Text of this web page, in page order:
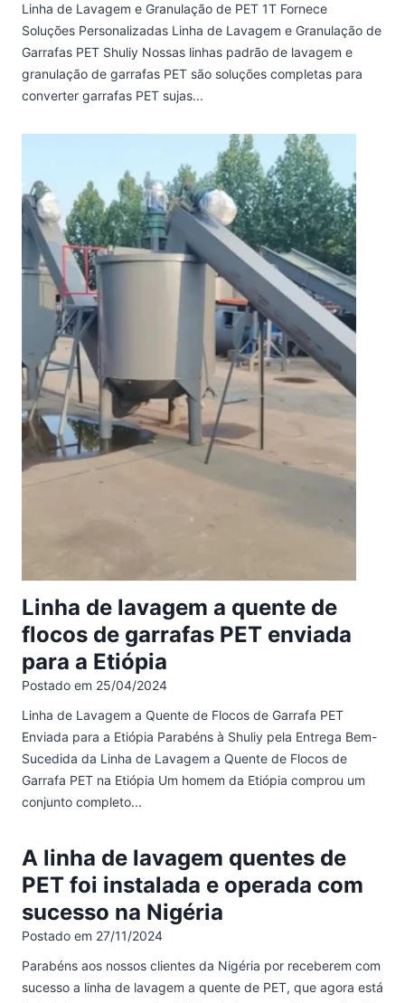
Linha de Lavagem e Granulação de PET 1T Fornece
Soluções Personalizadas Linha de Lavagem e Granulação de
Garrafas PET Shuliy Nossas linhas padrão de lavagem e
granulação de garrafas PET são soluções completas para
converter garrafas PET sujas...
Linha de lavagem a quente de
flocos de garrafas PET enviada
para a Etiópia
Postado em 25/04/2024
Linha de Lavagem a Quente de Flocos de Garrafa PET
Enviada para a Etiópia Parabéns à Shuliy pela Entrega Bem-
Sucedida da Linha de Lavagem a Quente de Flocos de
Garrafa PET na Etiópia Um homem da Etiópia comprou um
conjunto completo...
A linha de lavagem quentes de
PET foi instalada e operada com
sucesso na Nigéria
Postado em 27/11/2024
Parabéns aos nossos clientes da Nigéria por receberem com
sucesso a linha de lavagem a quente de PET, que agora está